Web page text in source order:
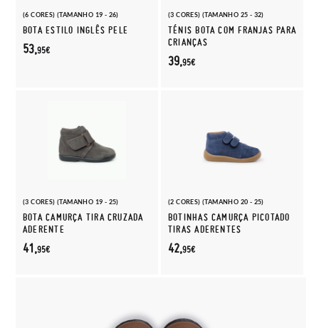
(6 CORES) (TAMANHO 19 - 26)
BOTA ESTILO INGLÊS PELE
53,95€
(3 CORES) (TAMANHO 25 - 32)
TÉNIS BOTA COM FRANJAS PARA
CRIANÇAS
39,95€
(3 CORES) (TAMANHO 19 - 25)
BOTA CAMURÇA TIRA CRUZADA
ADERENTE
41,95€
(2 CORES) (TAMANHO 20 - 25)
BOTINHAS CAMURÇA PICOTADO
TIRAS ADERENTES
42,95€